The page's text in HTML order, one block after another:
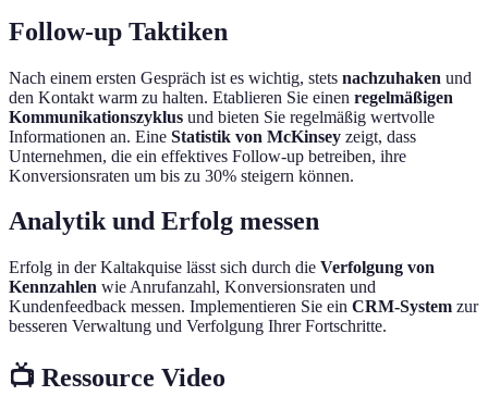
Follow-up Taktiken
Nach einem ersten Gespräch ist es wichtig, stets nachzuhaken und
den Kontakt warm zu halten. Etablieren Sie einen regelmäßigen
Kommunikationszyklus und bieten Sie regelmäßig wertvolle
Informationen an. Eine Statistik von McKinsey zeigt, dass
Unternehmen, die ein effektives Follow-up betreiben, ihre
Konversionsraten um bis zu 30% steigern können.
Analytik und Erfolg messen
Erfolg in der Kaltakquise lässt sich durch die Verfolgung von
Kennzahlen wie Anrufanzahl, Konversionsraten und
Kundenfeedback messen. Implementieren Sie ein CRM-System zur
besseren Verwaltung und Verfolgung Ihrer Fortschritte.
📺 Ressource Video